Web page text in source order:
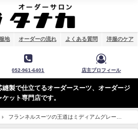
地 オーダーの流れ よくある質問 洋服のケア
052-961-6401 店主プロフィール
製で仕立てるオーダースーツ、オーダージ
ケット専門店です。
フランネルスーツの王道はミディアムグレー